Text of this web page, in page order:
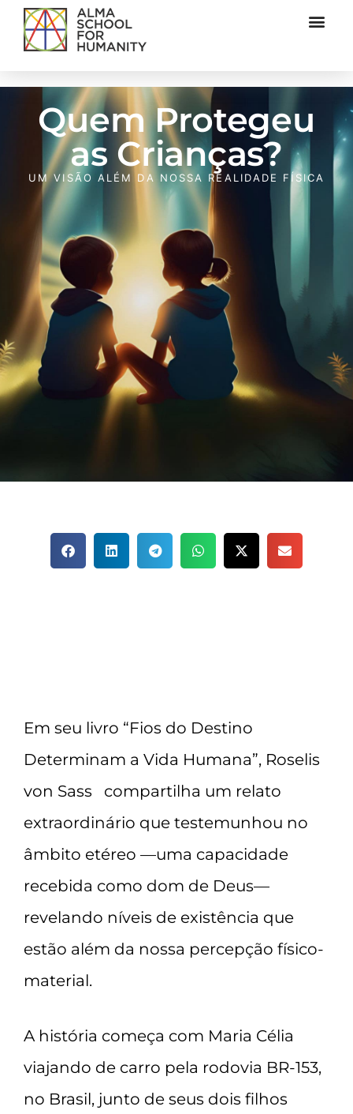
Quem Protegeu
as Crianças?
UM VISÃO ALÉM DA NOSSA REALIDADE FÍSICA
Em seu livro “Fios do Destino
Determinam a Vida Humana”, Roselis
von Sass compartilha um relato
extraordinário que testemunhou no
âmbito etéreo —uma capacidade
recebida como dom de Deus—
revelando níveis de existência que
estão além da nossa percepção físico-
material.
A história começa com Maria Célia
viajando de carro pela rodovia BR-153,
no Brasil, junto de seus dois filhos